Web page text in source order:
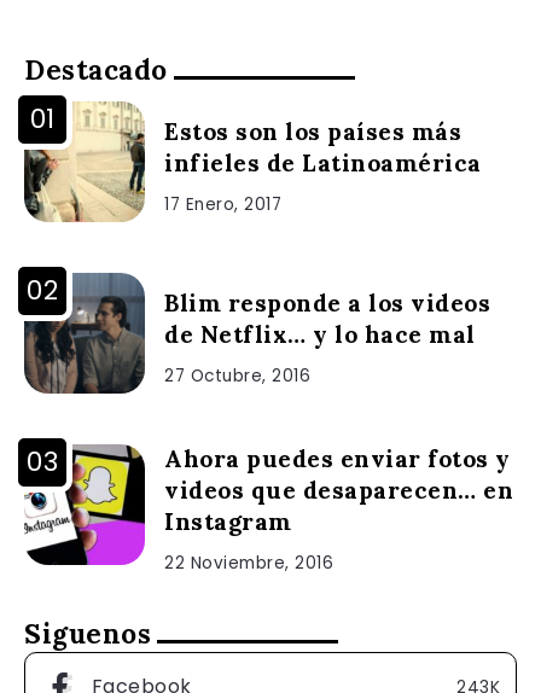
Destacado
Estos son los países más
infieles de Latinoamérica
17 Enero, 2017
Blim responde a los videos
de Netflix… y lo hace mal
27 Octubre, 2016
Ahora puedes enviar fotos y
videos que desaparecen… en
Instagram
22 Noviembre, 2016
Siguenos
Facebook 243K